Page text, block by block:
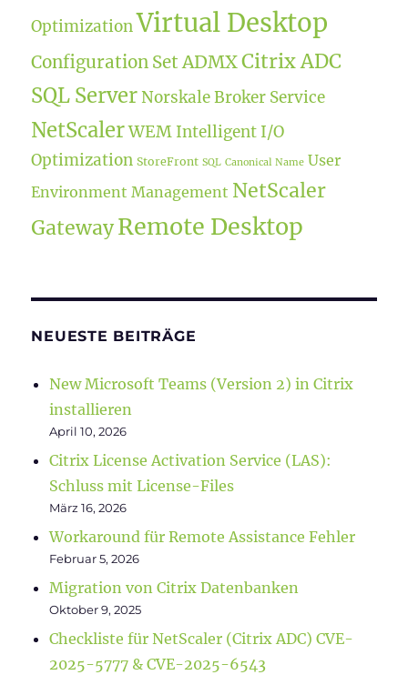
Optimization Virtual Desktop
Configuration Set ADMXCitrix ADC
SQL Server Norskale Broker Service
NetScalerWEM Intelligent I/O
Optimization StoreFront SQL Canonical Name User
Environment Management NetScaler
GatewayRemote Desktop
NEUESTE BEITRÄGE
New Microsoft Teams (Version 2) in Citrix
installieren
April 10, 2026
Citrix License Activation Service (LAS):
Schluss mit License-Files
März 16, 2026
Workaround für Remote Assistance Fehler
Februar 5, 2026
Migration von Citrix Datenbanken
Oktober 9, 2025
Checkliste für NetScaler (Citrix ADC) CVE-
2025-5777 & CVE-2025-6543